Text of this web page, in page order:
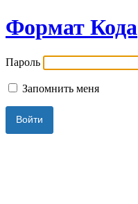
Формат Кода
Пароль
Запомнить меня